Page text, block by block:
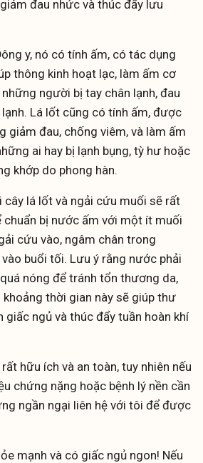
đau nhức và thúc đẩy lưu
y, nó có tính ấm, có tác dụng
thông kinh hoạt lạc, làm ấm cơ
người bị tay chân lạnh, đau
Lá lốt cũng có tính ấm, được
giảm đau, chống viêm, và làm ấm
ai hay bị lạnh bụng, tỳ hư hoặc
khớp do phong hàn.
cây lá lốt và ngải cứu muối sẽ rất
chuẩn bị nước ấm với một ít muối
cứu vào, ngâm chân trong
buổi tối. Lưu ý rằng nước phải
nóng để tránh tổn thương da,
thời gian này sẽ giúp thư
giấc ngủ và thúc đẩy tuần hoàn khí
hữu ích và an toàn, tuy nhiên nếu
chứng nặng hoặc bệnh lý nền cần
ngần ngại liên hệ với tôi để được
mạnh và có giấc ngủ ngon! Nếu